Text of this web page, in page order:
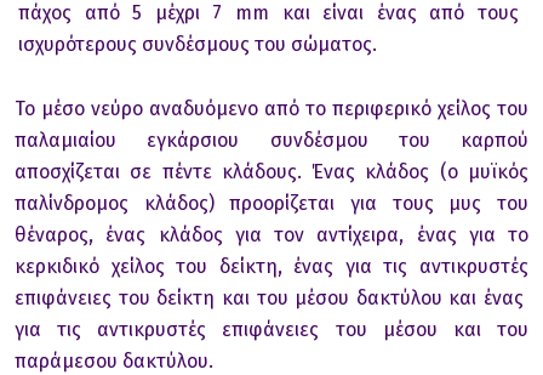
πάχος από 5 μέχρι 7 mm και είναι ένας από τους
ισχυρότερους συνδέσμους του σώματος.
Το μέσο νεύρο αναδυόμενο από το περιφερικό χείλος του
παλαμιαίου εγκάρσιου συνδέσμου του καρπού
αποσχίζεται σε πέντε κλάδους. Ένας κλάδος (ο μυϊκός
παλίνδρομος κλάδος) προορίζεται για τους μυς του
θέναρος, ένας κλάδος για τον αντίχειρα, ένας για το
κερκιδικό χείλος του δείκτη, ένας για τις αντικρυστές
επιφάνειες του δείκτη και του μέσου δακτύλου και ένας
για τις αντικρυστές επιφάνειες του μέσου και του
παράμεσου δακτύλου.